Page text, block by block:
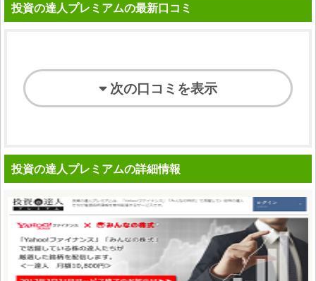
投資の達人プレミアムの最新口コミ
次の口コミを表示
投資の達人プレミアムの詳細情報